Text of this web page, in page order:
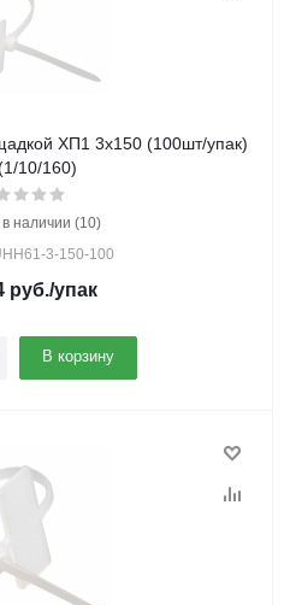
ХП1 3х150 (100шт/упак)
10/160)
в наличии (10)
3-150-100
руб./упак
В корзину